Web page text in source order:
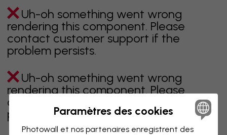
Uh-oh something went wrong
rendering this component. Please
contact customer support if the
problem persists.
Uh-oh something went wrong
rendering this component. Please
contact customer support if the
problem persists.Paramètres des cookies
Photowall et nos partenaires enregistrent des